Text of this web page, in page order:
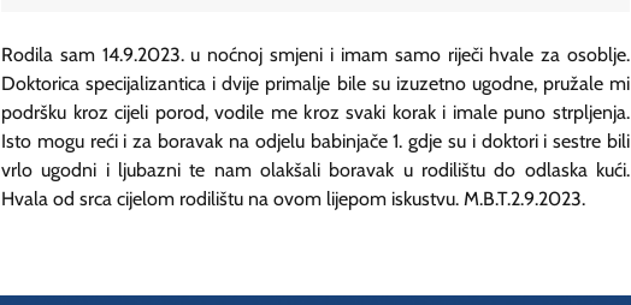
Rodila sam 14.9.2023. u noćnoj smjeni i imam samo riječi hvale za osoblje.
Doktorica specijalizantica i dvije primalje bile su izuzetno ugodne, pružale mi
podršku kroz cijeli porod, vodile me kroz svaki korak i imale puno strpljenja.
Isto mogu reći i za boravak na odjelu babinjače 1. gdje su i doktori i sestre bili
vrlo ugodni i ljubazni te nam olakšali boravak u rodilištu do odlaska kući.
Hvala od srca cijelom rodilištu na ovom lijepom iskustvu. M.B.T.2.9.2023.